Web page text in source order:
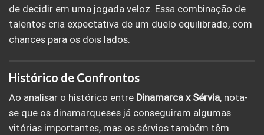
de decidir em uma jogada veloz. Essa combinação de
talentos cria expectativa de um duelo equilibrado, com
chances para os dois lados.
Histórico de Confrontos
Ao analisar o histórico entre Dinamarca x Sérvia, nota-
se que os dinamarqueses já conseguiram algumas
vitórias importantes, mas os sérvios também têm